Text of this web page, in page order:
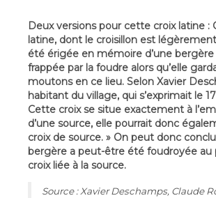
Deux versions pour cette croix latine :
latine, dont le croisillon est
été érigée en mémoire d’une
frappée par la foudre alors qu’elle
moutons en ce lieu. Selon Xavier
habitant du village, qui s’exprimait le
Cette croix se situe exactement à
d’une source, elle pourrait donc
croix de source. » On peut donc
bergère a peut-être été foudroyée
croix liée à la source.
Source : Xavier Deschamps, Claude